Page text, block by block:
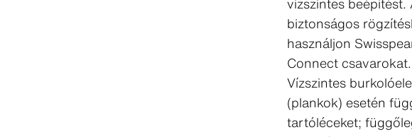
biztonságos
használjon
Connect csavarokat.
Vízszintes
(plankok) esetén
tartóléceket;